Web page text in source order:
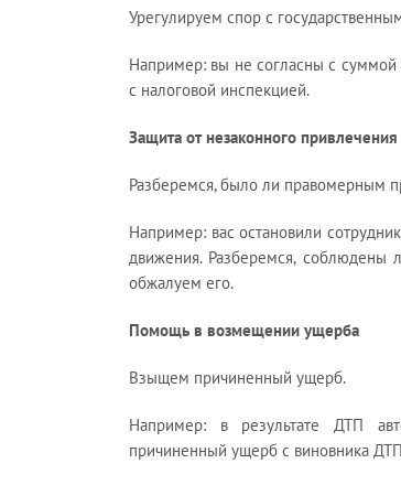
Урегулируем спор с
Например: вы не согласны с
с налоговой инспекцией.
Защита от незаконного привлечения
Разберемся, было ли правомерным
Например: вас остановили
движения. Разберемся, соблюдены
обжалуем его.
Помощь в возмещении ущерба
Взыщем причиненный ущерб.
Например: в результате ДТП
причиненный ущерб с виновника